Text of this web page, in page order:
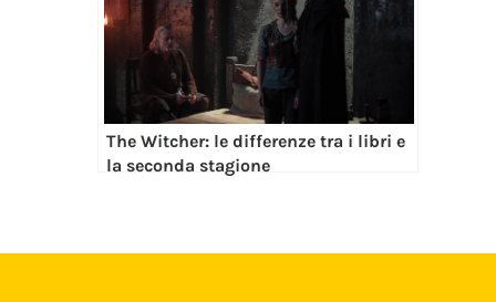
The Witcher: le differenze tra i libri e
la seconda stagione